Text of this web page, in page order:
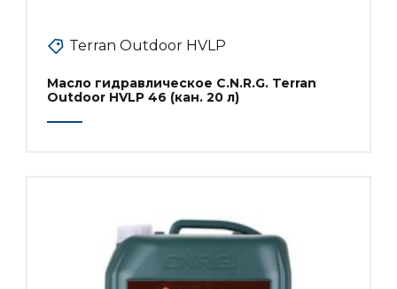
Terran Outdoor HVLP
Масло гидравлическое C.N.R.G. Terran
Outdoor HVLP 46 (кан. 20 л)